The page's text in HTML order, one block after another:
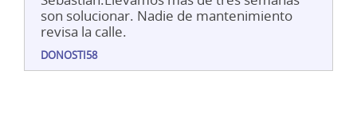
son solucionar. Nadie de mantenimiento
revisa la calle.
DONOSTI58